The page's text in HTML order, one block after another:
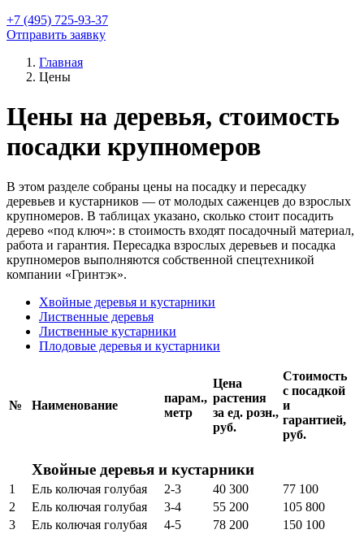
+7 (495) 725-93-37
Отправить заявку
Главная
Цены
Цены на деревья, стоимость
посадки крупномеров
В этом разделе собраны цены на посадку и пересадку
деревьев и кустарников — от молодых саженцев до взрослых
крупномеров. В таблицах указано, сколько стоит посадить
дерево «под ключ»: в стоимость входят посадочный материал,
работа и гарантия. Пересадка взрослых деревьев и посадка
крупномеров выполняются собственной спецтехникой
компании «Гринтэк».
Хвойные деревья и кустарники
Лиственные деревья
Лиственные кустарники
Плодовые деревья и кустарники
№ Наименование
парам.,
метр
Цена
растения
за ед. розн.,
руб.
Стоимость
с посадкой
и
гарантией,
руб.
Хвойные деревья и кустарники
1 Ель колючая голубая 2-3 40 300
77 100
2
Ель колючая голубая 3-4 55 200
105 800
3
Ель колючая голубая 4-5 78 200
150 100